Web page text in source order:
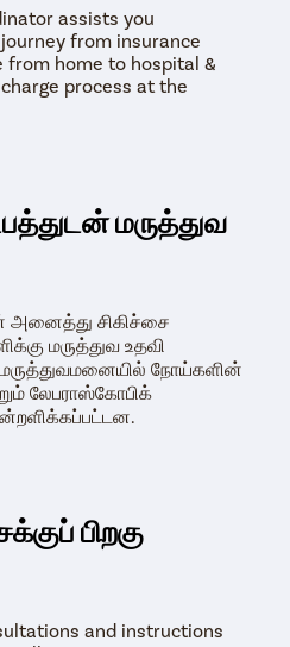
assists you
from insurance
from home to hospital &
process at the
மருத்துவ
அனைத்து சிகிச்சை
மருத்துவ உதவி
மருத்துவமனையில் நோய்களின்
லேபராஸ்கோபிக்
பிறகு
and instructions